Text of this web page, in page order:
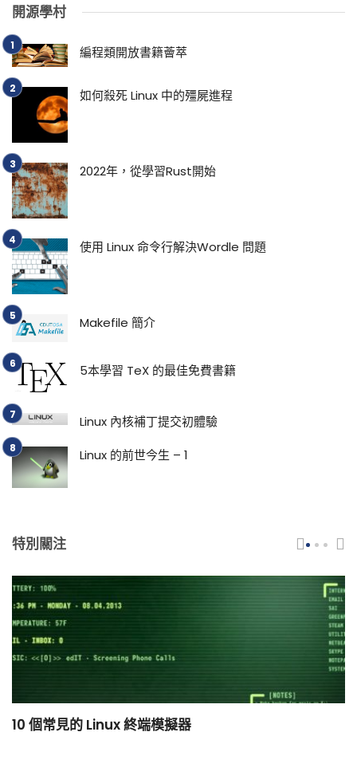
開源學村
編程類開放書籍薈萃
如何殺死 Linux 中的殭屍進程
2022年，從學習Rust開始
使用 Linux 命令行解決Wordle 問題
Makefile 簡介
5本學習 TeX 的最佳免費書籍
Linux 內核補丁提交初體驗
Linux 的前世今生 – 1
特別關注
10 個常見的 Linux 終端模擬器